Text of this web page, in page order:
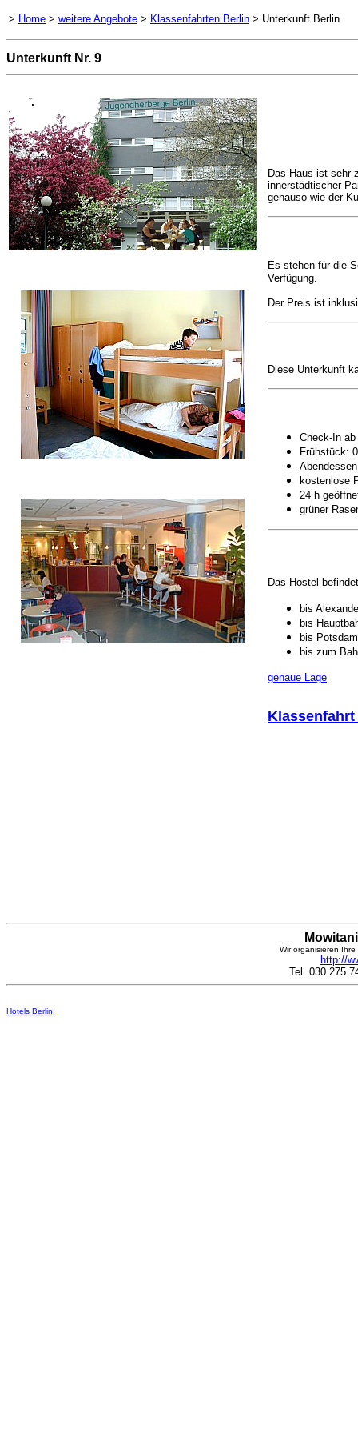
> Home > weitere Angebote > Klassenfahrten Berlin > Unterkunft Berlin
Unterkunft Nr. 9
Das Haus ist sehr
innerstädtischer
genauso wie der
Es stehen für die
Verfügung.
Der Preis ist
Diese Unterkunft
Check-In
Frühstück:
kostenlose
24 h
grüner
Das Hostel
bis
bis
bis
bis zum
genaue Lage
Wir organisieren
http://
Tel. 030 275
Hotels Berlin